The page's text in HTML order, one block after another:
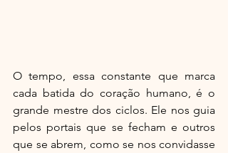
O tempo, essa constante que marca
cada batida do coração humano, é o
grande mestre dos ciclos. Ele nos guia
pelos portais que se fecham e outros
que se abrem, como se nos convidasse